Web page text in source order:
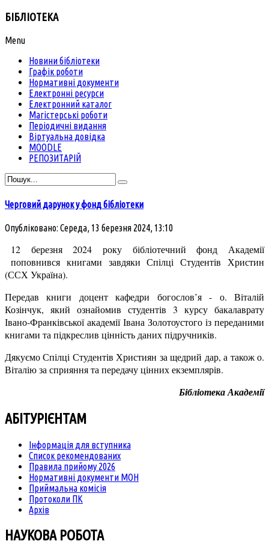
БІБЛІОТЕКА
Menu
Новини бібліотеки
Графік роботи
Нормативні документи
Електронні ресурси
Електронний каталог
Магістерські роботи
Періодичні видання
Віртуальна довідка
MOODLE
РЕПОЗИТАРІЙ
Черговий дарунок у фонд бібліотеки
Опубліковано: Середа, 13 березня 2024, 13:10
12 березня 2024 року бібліотечний фонд Академії
поповнився книгами завдяки Спілці Студентів Христин
(ССХ Україна).
Передав книги доцент кафедри богослов’я - о. Віталій
Козінчук, який ознайомив студентів 3 курсу бакалаврату
Івано-Франківської академії Івана Золотоустого із переданими
книгами та підкреслив цінність даних підручників.
Дякуємо Спілці Студентів Християн за щедрий дар, а також о.
Віталію за сприяння та передачу цінних екземплярів.
Бібліотека Академії
АБІТУРІЄНТАМ
Інформація для вступника
Список рекомендованих
Правила прийому 2026
Нормативні документи МОН
Приймальна комісія
Протоколи ПК
Архів
НАУКОВА РОБОТА